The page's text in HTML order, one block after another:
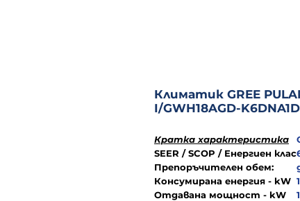
Климатик GREE
I/GWH18AGD-
Кратка характеристика
SEER / SCOP / Енергиен клас
Препоръчителен обем:
Консумирана енергия - kW
Отдавана мощност - kW